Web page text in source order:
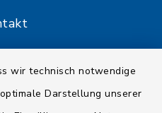
wir technisch notwendige
Darstellung unserer